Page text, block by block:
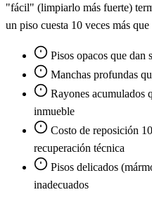
"fácil" (limpiarlo más fuerte)
un piso cuesta 10 veces más
Pisos opacos que dan
Manchas profundas
Rayones acumulados
inmueble
Costo de reposición
recuperación técnica
Pisos delicados
inadecuados